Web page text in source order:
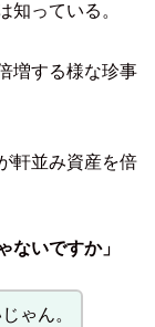
知っている。
増する様な珍事
軒並み資産を倍
ないですか」
ゃん。